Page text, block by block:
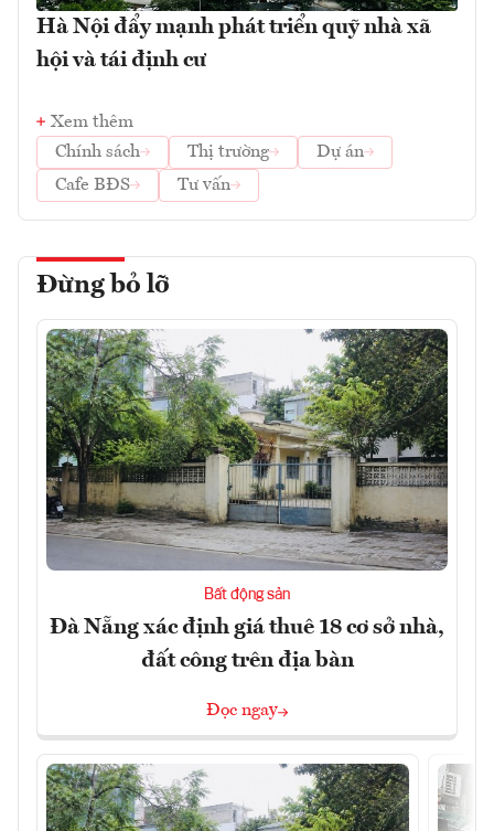
Hà Nội đẩy mạnh phát triển quỹ nhà xã
hội và tái định cư
Xem thêm
Chính sách
Thị trường
Dự án
Cafe BĐS
Tư vấn
Đừng bỏ lỡ
Bất động sản
Đà Nẵng xác định giá thuê 18 cơ sở nhà,
đất công trên địa bàn
Đọc ngay